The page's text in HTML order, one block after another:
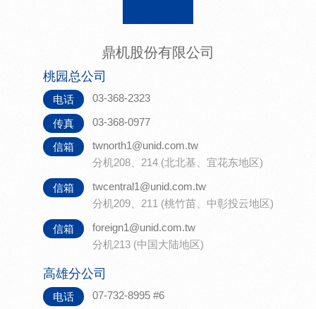
鼎机股份有限公司
桃园总公司
电话 03-368-2323
传真 03-368-0977
信箱
twnorth1@unid.com.tw
分机208、214 (北北基、宜花东地区)
信箱
twcentral1@unid.com.tw
分机209、211 (桃竹苗、中彰投云地区)
信箱
foreign1@unid.com.tw
分机213 (中国大陆地区)
高雄分公司
电话 07-732-8995 #6